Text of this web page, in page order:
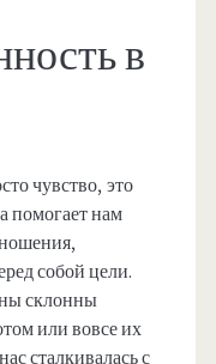
в
чувство, это
помогает нам
собой цели.
склонны
или вовсе их
сталкивалась с